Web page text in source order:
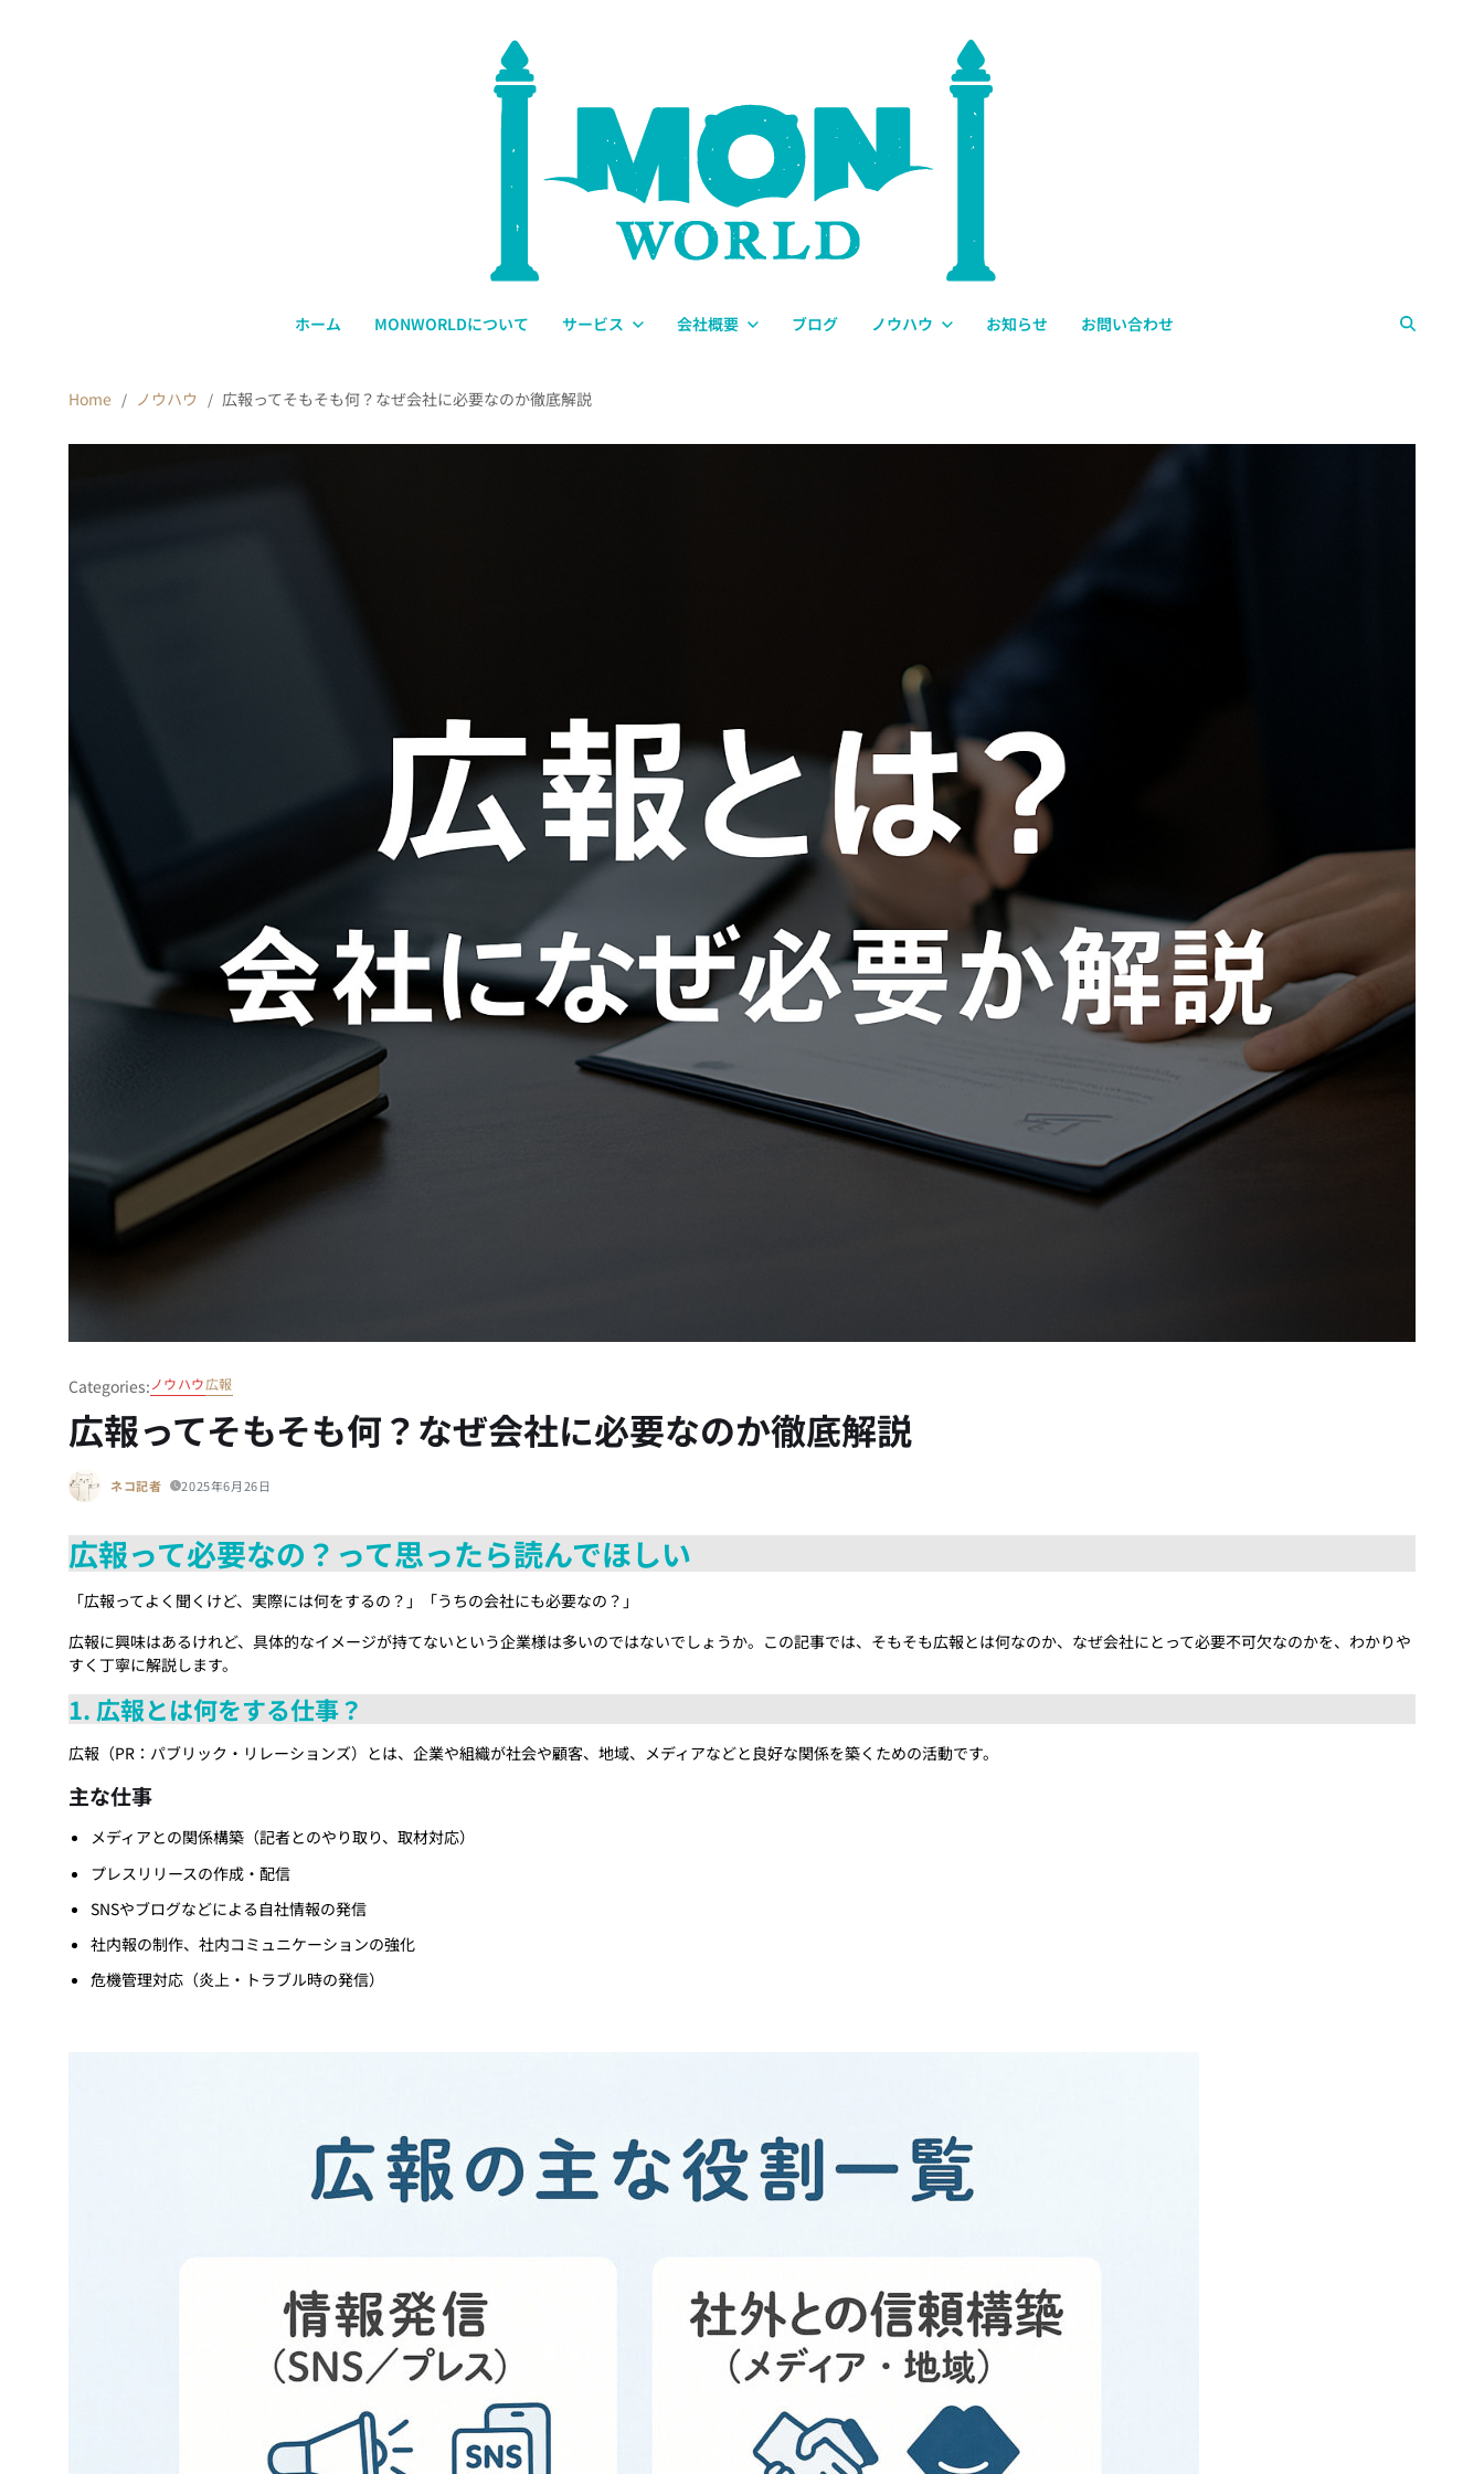
ホーム MONWORLDについて サービス 会社概要 ブログ ノウハウ お知らせ お問い合わせ
Home ノウハウ 広報ってそもそも何？なぜ会社に必要なのか徹底解説
Categories: ノウハウ広報
広報ってそもそも何？なぜ会社に必要なのか徹底解説
ネコ記者 2025年6月26日
広報って必要なの？って思ったら読んでほしい
「広報ってよく聞くけど、実際には何をするの？」「うちの会社にも必要なの？」
広報に興味はあるけれど、具体的なイメージが持てないという企業様は多いのではないでしょうか。この記事では、そもそも広報とは何なのか、なぜ会社にとって必要不可欠なのかを、わかりや
すく丁寧に解説します。
1. 広報とは何をする仕事？
広報（PR：パブリック・リレーションズ）とは、企業や組織が社会や顧客、地域、メディアなどと良好な関係を築くための活動です。
主な仕事
メディアとの関係構築（記者とのやり取り、取材対応）
プレスリリースの作成・配信
SNSやブログなどによる自社情報の発信
社内報の制作、社内コミュニケーションの強化
危機管理対応（炎上・トラブル時の発信）